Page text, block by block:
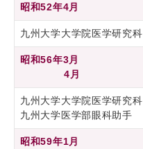
昭和52年4月
九州大学大学院医学研究
昭和56年3月
4月
九州大学大学院医学研究
九州大学医学部眼科助手
昭和59年1月